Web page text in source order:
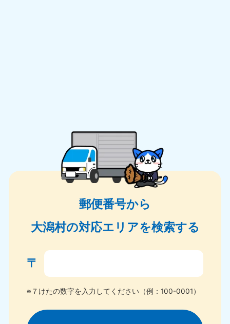
郵便番号から
大潟村の対応エリアを検索する
〒
※７けたの数字を入力してください（例：100-0001）